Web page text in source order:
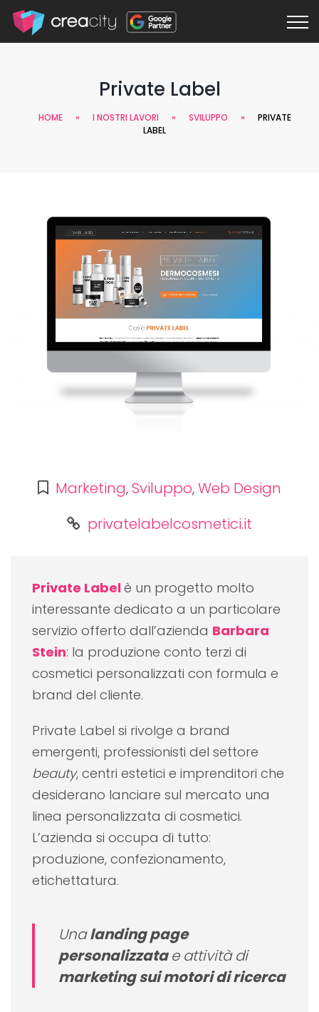
Private Label
HOME » I NOSTRI LAVORI » SVILUPPO »
PRIVATE
LABEL
Marketing,Sviluppo,Web Design
privatelabelcosmetici.it
Private Labelè un progetto molto
interessante dedicato a un particolare
servizio offerto dall’azienda Barbara
Stein: la produzione conto terzi di
cosmetici personalizzati con formula e
brand del cliente.
Private Label si rivolge a brand
emergenti, professionisti del settore
beauty, centri estetici e imprenditori che
desiderano lanciare sul mercato una
linea personalizzata di cosmetici.
L’azienda si occupa di tutto:
produzione, confezionamento,
etichettatura.
Unalanding page
personalizzatae attività di
marketing sui motori di ricerca